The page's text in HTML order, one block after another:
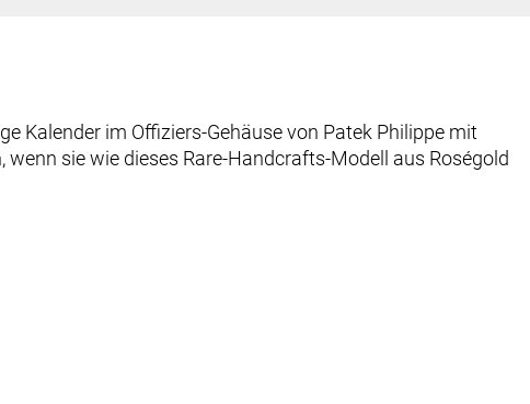
Kalender im Offiziers-Gehäuse von Patek Philippe mit
sie wie dieses Rare-Handcrafts-Modell aus Roségold